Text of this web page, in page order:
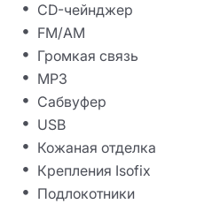
CD-чейнджер
FM/AM
Громкая связь
MP3
Сабвуфер
USB
Кожаная отделка
Крепления Isofix
Подлокотники